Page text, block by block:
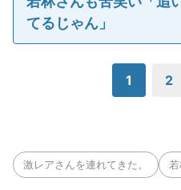
てるじゃん」
1 2
激レアさんを連れてきた。